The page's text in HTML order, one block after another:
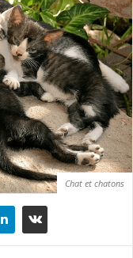
Chat et chatons